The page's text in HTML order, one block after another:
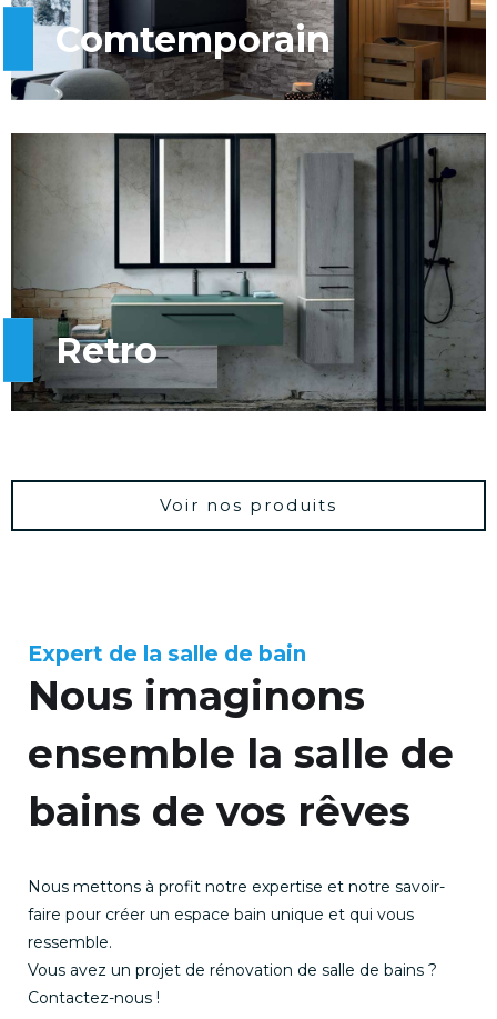
Comtemporain
Retro
Voir nos produits
Expert de la salle de bain
Nous imaginons
ensemble la salle de
bains de vos rêves
Nous mettons à profit notre expertise et notre savoir-
faire pour créer un espace bain unique et qui vous
ressemble.
Vous avez un projet de rénovation de salle de bains ?
Contactez-nous !